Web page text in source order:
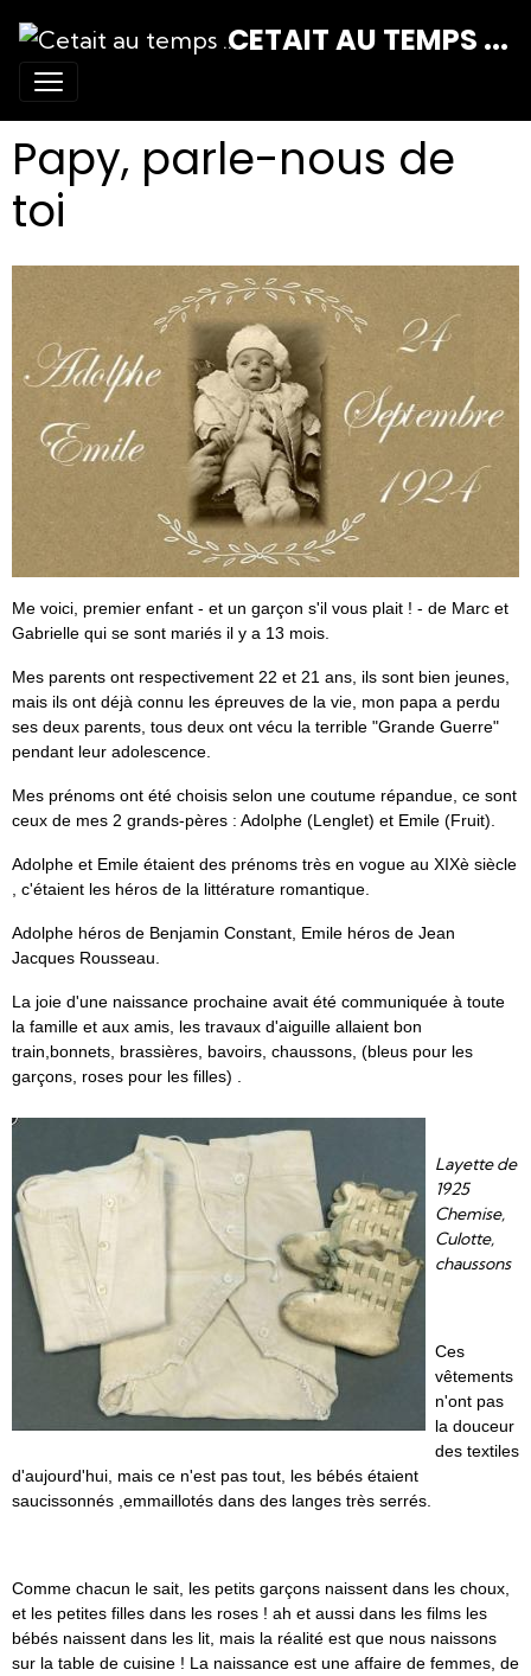
CETAIT AU TEMPS ...
Papy, parle-nous de
toi
Me voici, premier enfant - et un garçon s'il vous plait ! - de Marc et
Gabrielle qui se sont mariés il y a 13 mois.
Mes parents ont respectivement 22 et 21 ans, ils sont bien jeunes,
mais ils ont déjà connu les épreuves de la vie, mon papa a perdu
ses deux parents, tous deux ont vécu la terrible "Grande Guerre"
pendant leur adolescence.
Mes prénoms ont été choisis selon une coutume répandue, ce sont
ceux de mes 2 grands-pères : Adolphe (Lenglet) et Emile (Fruit).
Adolphe et Emile étaient des prénoms très en vogue au XIXè siècle
, c'étaient les héros de la littérature romantique.
Adolphe héros de Benjamin Constant, Emile héros de Jean
Jacques Rousseau.
La joie d'une naissance prochaine avait été communiquée à toute
la famille et aux amis, les travaux d'aiguille allaient bon
train,bonnets, brassières, bavoirs, chaussons, (bleus pour les
garçons, roses pour les filles) .
Layette de
1925
Chemise,
Culotte,
chaussons
Ces
vêtements
n'ont pas
la douceur
des textiles
d'aujourd'hui, mais ce n'est pas tout, les bébés étaient
saucissonnés ,emmaillotés dans des langes très serrés.
Comme chacun le sait, les petits garçons naissent dans les choux,
et les petites filles dans les roses ! ah et aussi dans les films les
bébés naissent dans les lit, mais la réalité est que nous naissons
sur la table de cuisine ! La naissance est une affaire de femmes, de